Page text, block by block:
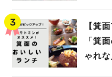
【箕
「箕
ゃれ